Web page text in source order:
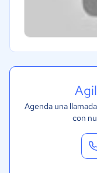
Agenda una
con